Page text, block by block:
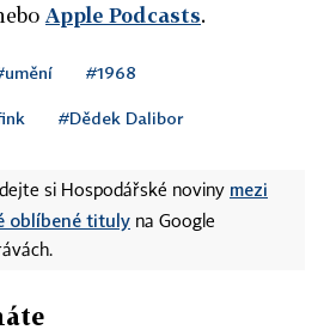
Apple Podcasts.
#1968
#Dědek Dalibor
si Hospodářské noviny mezi
oblíbené tituly na Google